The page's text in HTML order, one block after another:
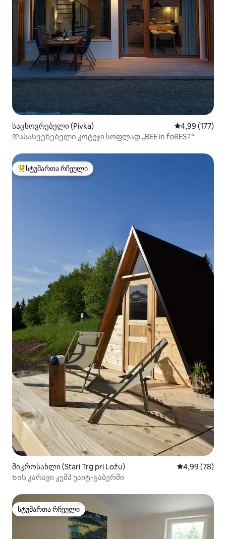
საცხოვრებელი (Pivka) საშუალო
4,99 (177)
Დასასვენებელი კოტეჯი სოფლად „BEE in foREST“
სტუმართა რჩეული მოწინავე ვარიანტი
სტუმართა რჩეული
მიკროსახლი (Stari Trg pri Ložu) საშუალო
4,99 (78)
Ხის კარავი კემპ უაიტ-გაბერში
სტუმართა რჩეული
სტუმართა რჩეული